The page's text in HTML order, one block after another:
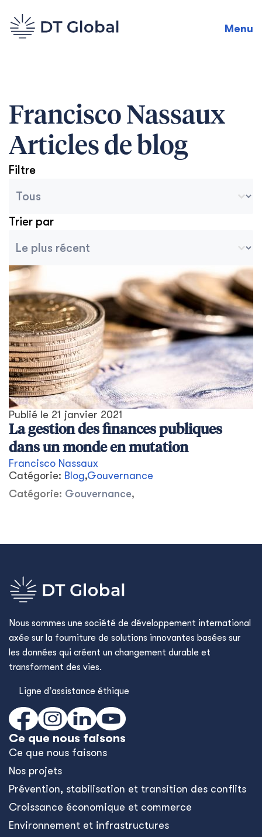
Menu
Francisco Nassaux
Articles de blog
Filtre
Trier par
Publié le 21 janvier 2021
La gestion des finances publiques
dans un monde en mutation
Francisco Nassaux
Catégorie: Blog,Gouvernance
Catégorie: Gouvernance,
Nous sommes une société de développement international
axée sur la fourniture de solutions innovantes basées sur
les données qui créent un changement durable et
transforment des vies.
Ligne d’assistance éthique
Ce que nous faisons
Ce que nous faisons
Nos projets
Prévention, stabilisation et transition des conflits
Croissance économique et commerce
Environnement et infrastructures